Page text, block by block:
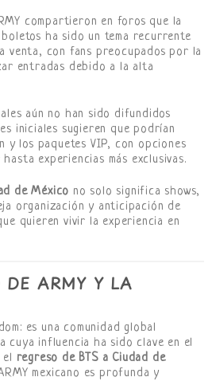
compartieron en foros que la
ha sido un tema recurrente
venta, con fans preocupados por la
entradas debido a la alta
aún no han sido difundidos
iniciales sugieren que podrían
y los paquetes VIP, con opciones
experiencias más exclusivas.
de México no solo significa shows,
organización y anticipación de
quieren vivir la experiencia en
DE ARMY Y LA
es una comunidad global
cuya influencia ha sido clave en el
el regreso de BTS a Ciudad de
mexicano es profunda y